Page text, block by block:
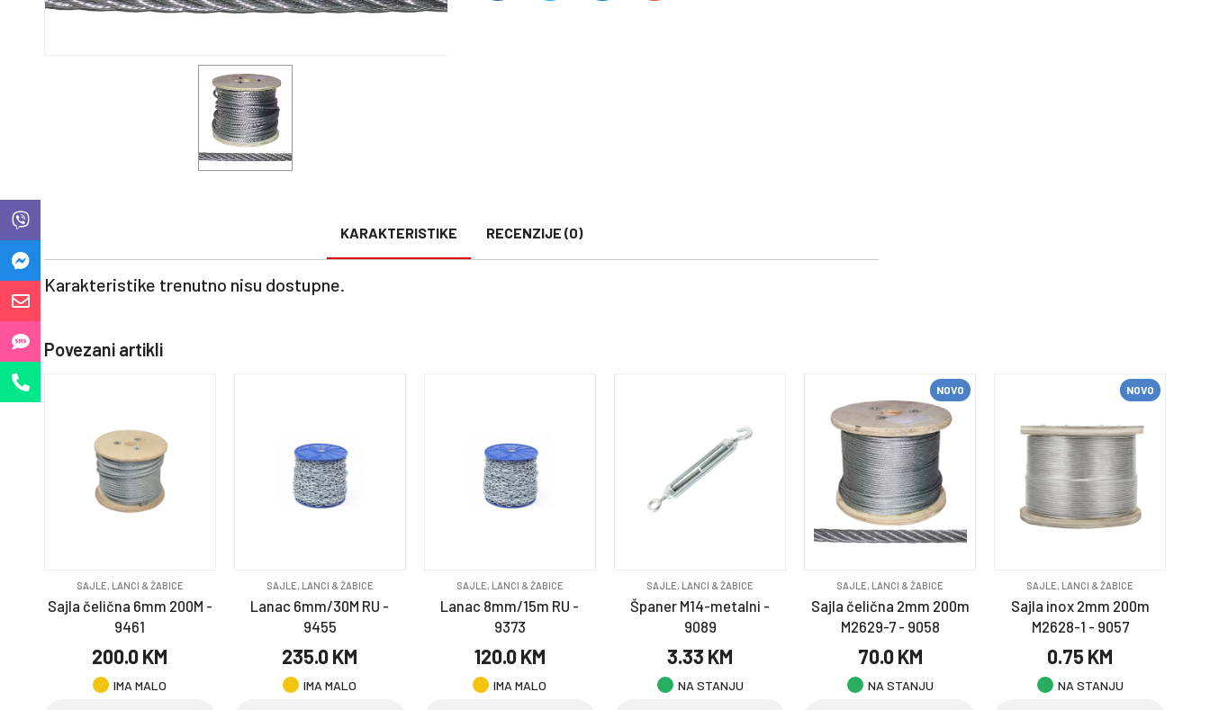
KARAKTERISTIKE RECENZIJE (0)
Karakteristike trenutno nisu dostupne.
Povezani artikli
SAJLE, LANCI & ŽABICE
Sajla čelična 6mm 200M -
9461
200.0 KM
IMA MALO
SAJLE, LANCI & ŽABICE
Lanac 6mm/30M RU -
9455
235.0 KM
IMA MALO
SAJLE, LANCI & ŽABICE
Lanac 8mm/15m RU -
9373
120.0 KM
IMA MALO
SAJLE, LANCI & ŽABICE
Španer M14-metalni -
9089
3.33 KM
NA STANJU
NOVO
SAJLE, LANCI & ŽABICE
Sajla čelična 2mm 200m
M2629-7 - 9058
70.0 KM
NA STANJU
NOVO
SAJLE, LANCI & ŽABICE
Sajla inox 2mm 200m
M2628-1 - 9057
0.75 KM
NA STANJU